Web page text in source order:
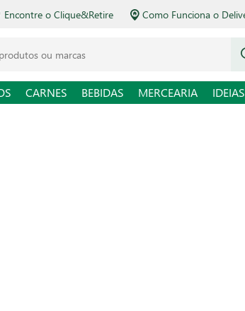
Encontre o Clique&Retire Como Funciona o
CARNES BEBIDAS MERCEARIA